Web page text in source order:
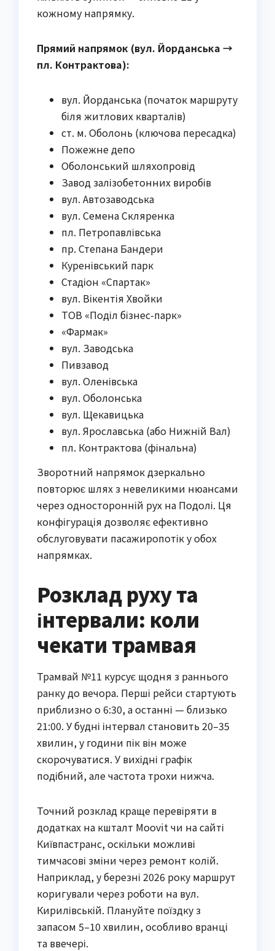
кожному напрямку.
Прямий напрямок (вул. Йорданська →
пл. Контрактова):
вул. Йорданська (початок маршруту
біля житлових кварталів)
ст. м. Оболонь (ключова пересадка)
Пожежне депо
Оболонський шляхопровід
Завод залізобетонних виробів
вул. Автозаводська
вул. Семена Скляренка
пл. Петропавлівська
пр. Степана Бандери
Куренівський парк
Стадіон «Спартак»
вул. Вікентія Хвойки
ТОВ «Поділ бізнес-парк»
«Фармак»
вул. Заводська
Пивзавод
вул. Оленівська
вул. Оболонська
вул. Щекавицька
вул. Ярославська (або Нижній Вал)
пл. Контрактова (фінальна)
Зворотний напрямок дзеркально
повторює шлях з невеликими нюансами
через односторонній рух на Подолі. Ця
конфігурація дозволяє ефективно
обслуговувати пасажиропотік у обох
напрямках.
Розклад руху та
інтервали: коли
чекати трамвая
Трамвай №11 курсує щодня з раннього
ранку до вечора. Перші рейси стартують
приблизно о 6:30, а останні — близько
21:00. У будні інтервал становить 20–35
хвилин, у години пік він може
скорочуватися. У вихідні графік
подібний, але частота трохи нижча.
Точний розклад краще перевіряти в
додатках на кшталт Moovit чи на сайті
Київпастранс, оскільки можливі
тимчасові зміни через ремонт колій.
Наприклад, у березні 2026 року маршрут
коригували через роботи на вул.
Кирилівській. Плануйте поїздку з
запасом 5–10 хвилин, особливо вранці
та ввечері.